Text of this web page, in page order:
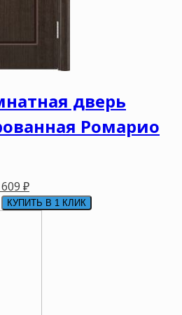
дверь
Ромарио
₽
КУПИТЬ В 1 КЛИК